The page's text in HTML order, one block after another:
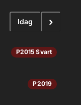
Idag ›
P2015 Svart
P2019